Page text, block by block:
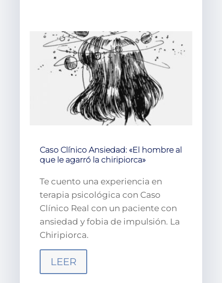
Caso Clínico Ansiedad: «El hombre al
que le agarró la chiripiorca»
Te cuento una experiencia en
terapia psicológica con Caso
Clínico Real con un paciente con
ansiedad y fobia de impulsión. La
Chiripiorca.
LEER